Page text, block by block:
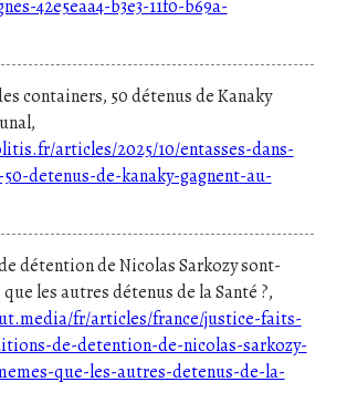
42e5eaa4-b3e3-11f0-b69a-
containers, 50 détenus de Kanaky
articles/2025/10/entasses-dans-
detenus-de-kanaky-gagnent-au-
détention de Nicolas Sarkozy sont-
les autres détenus de la Santé ?,
fr/articles/france/justice-faits-
de-detention-de-nicolas-sarkozy-
que-les-autres-detenus-de-la-